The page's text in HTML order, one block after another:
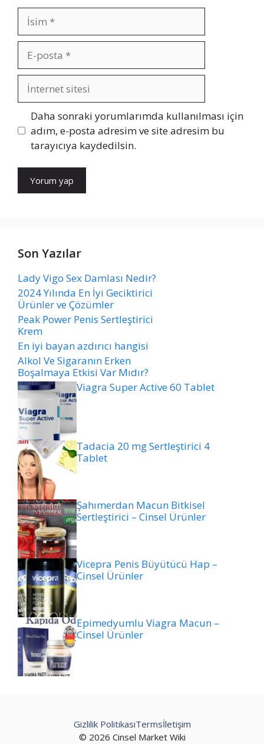
İsim
posta
İnternet
sitesi
Daha sonraki yorumlarımda kullanılması için
adım, e-posta adresim ve site adresim bu
tarayıcıya kaydedilsin.
Son Yazılar
Lady Vigo Sex Damlası Nedir?
2024 Yılında En İyi Geciktirici
Ürünler ve Çözümler
Peak Power Penis Sertleştirici
Krem
En iyi bayan azdırıcı hangisi
Alkol Ve Sigaranın Erken
Boşalmaya Etkisi Var Mıdır?
Viagra Super Active 60 Tablet
Tadacia 20 mg Sertleştirici 4
Tablet
Şahımerdan Macun Bitkisel
Sertleştirici – Cinsel Ürünler
Vicepra Penis Büyütücü Hap –
Cinsel Ürünler
Epimedyumlu Viagra Macun –
Cinsel Ürünler
© 2026 Cinsel Market Wiki
Gizlilik PolitikasıTermsİletişim